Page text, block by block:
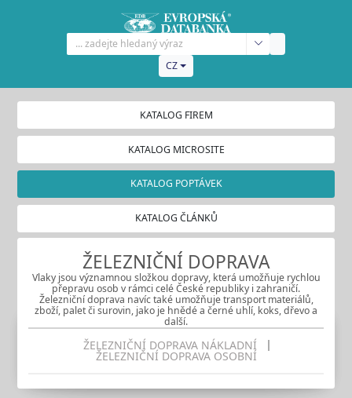
CZ
KATALOG FIREM
KATALOG MICROSITE
KATALOG POPTÁVEK
KATALOG ČLÁNKŮ
ŽELEZNIČNÍ DOPRAVA
Vlaky jsou významnou složkou dopravy, která umožňuje rychlou
přepravu osob v rámci celé České republiky i zahraničí.
Železniční doprava navíc také umožňuje transport materiálů,
zboží, palet či surovin, jako je hnědé a černé uhlí, koks, dřevo a
další.
ŽELEZNIČNÍ DOPRAVA NÁKLADNÍ
ŽELEZNIČNÍ DOPRAVA OSOBNÍ